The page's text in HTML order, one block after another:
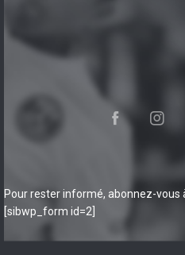
Pour rester informé, abonnez-
[sibwp_form id=2]